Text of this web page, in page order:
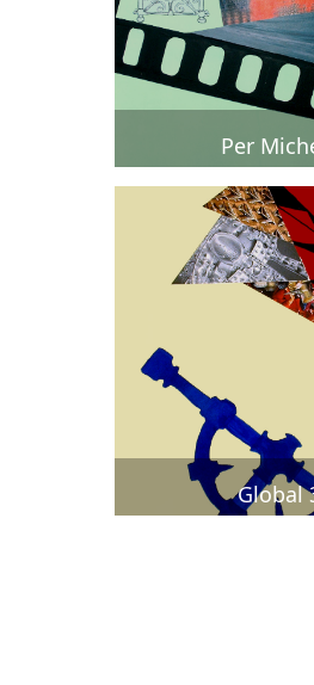
Per
Global